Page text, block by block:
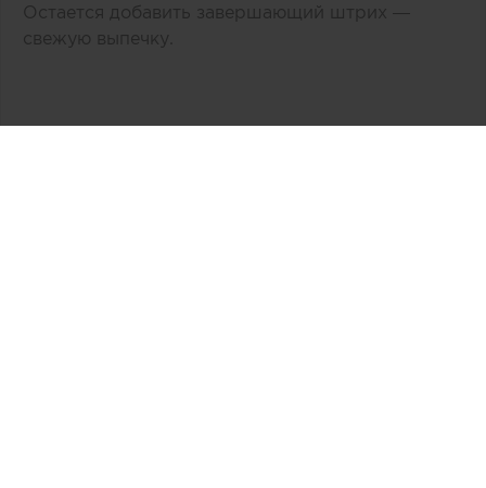
Остается добавить завершающий штрих —
свежую выпечку.